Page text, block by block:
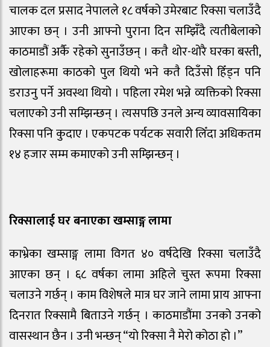
चालक दल प्रसाद नेपालले १८ वर्षको उमेरबाट रिक्सा चलाउँदै
आएका छन् । उनी आफ्नो पुराना दिन सम्झिँदै त्यतीबेलाको
काठमाडौं अर्कै रहेको सुनाउँछन् । कतै थोर-थोरै घरका बस्ती,
खोलाहरूमा काठको पुल थियो भने कतै दिउँसो हिँड्न पनि
डराउनु पर्ने अवस्था थियो । पहिला रमेश भन्ने व्यक्तिको रिक्सा
चलाएको उनी सम्झिन्छन् । त्यसपछि उनले अन्य व्यावसायिका
रिक्सा पनि कुदाए । एकपटक पर्यटक सवारी लिँदा अधिकतम
१४ हजार सम्म कमाएको उनी सम्झिन्छन् ।
रिक्सालाई घर बनाएका खम्साङ्ग लामा
काभ्रेका खम्साङ्ग लामा विगत ४० वर्षदेखि रिक्सा चलाउँदै
आएका छन् । ६८ वर्षका लामा अहिले चुस्त रूपमा रिक्सा
चलाउने गर्छन् । काम विशेषले मात्र घर जाने लामा प्राय आफ्ना
दिनरात रिक्सामै बिताउने गर्छन् । काठमाडौंमा उनको उनको
वासस्थान छैन । उनी भन्छन् “यो रिक्सा नै मेरो कोठा हो ।”